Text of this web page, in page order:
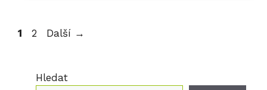
Stránka
1 Stránka
2 Další →
Hledat